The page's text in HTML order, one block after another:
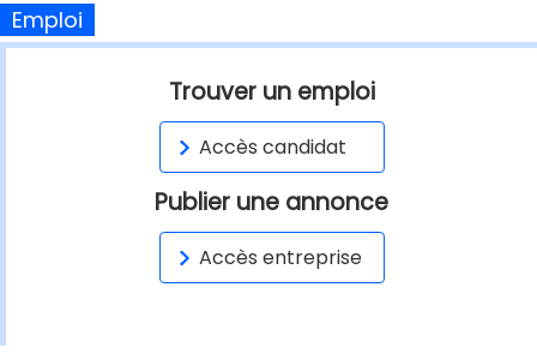
Emploi
Trouver un emploi
Accès candidat
Publier une annonce
Accès entreprise